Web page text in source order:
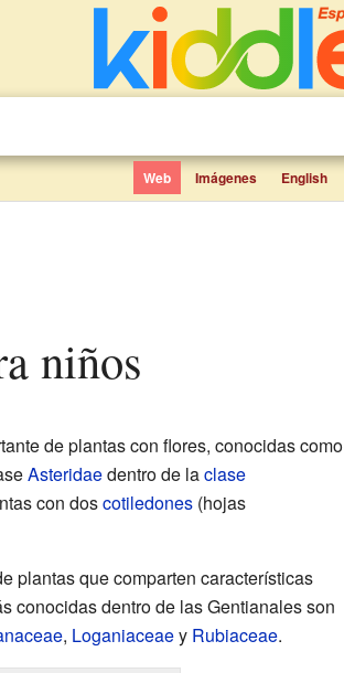
Web Imágenes English
niños
de plantas con flores, conocidas como
Asteridaedentro de laclase
con doscotiledones(hojas
plantas que comparten características
conocidas dentro de las Gentianales son
, Loganiaceaey Rubiaceae.